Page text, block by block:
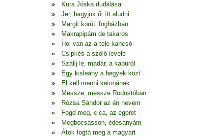
Kura Jóska dudálása
Jer, hagyjuk őt itt aludni
Margit körúti fogházban
Makrapipám de takaros
Hol van az a tele kancsó
Csipkés a szőlő levele
Szállj le, madár, a kapuról
Egy kisleány a hegyek közt
El kell menni katonának
Messze, messze Rodostóban
Rózsa Sándor az én nevem
Fogd meg, cica, az egeret
Megbocsásson, édesanyám
Átok fogta meg a magyart